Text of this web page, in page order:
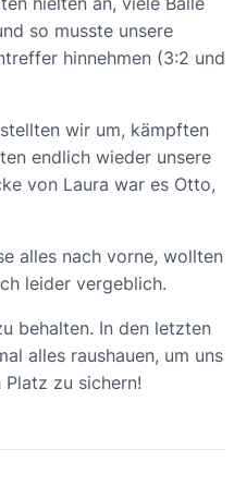
so musste unsere
hinnehmen (3:2 und
wir um, kämpften
endlich wieder unsere
von Laura war es Otto,
alles nach vorne, wollten
leider vergeblich.
behalten. In den letzten
alles raushauen, um uns
zu sichern!